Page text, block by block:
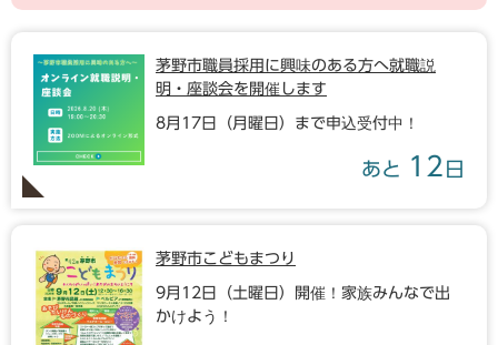
茅野市職員採用に興味のある方へ就職説
明・座談会を開催します
8月17日（月曜日）まで申込受付中！
あと 12 日
茅野市こどもまつり
9月12日（土曜日）開催！家族みんなで出
かけよう！